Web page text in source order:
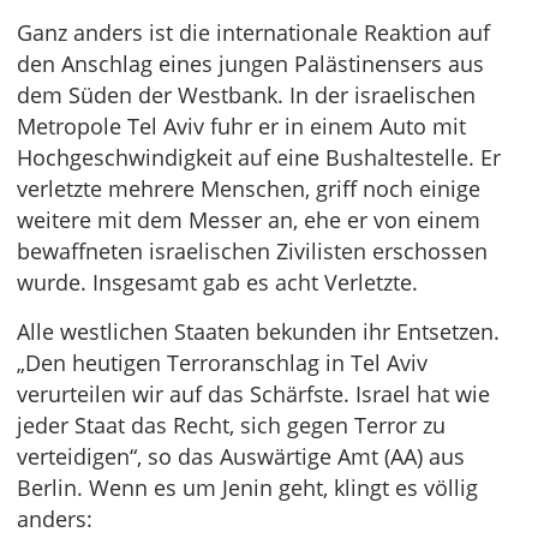
Ganz anders ist die internationale Reaktion auf
den Anschlag eines jungen Palästinensers aus
dem Süden der Westbank. In der israelischen
Metropole Tel Aviv fuhr er in einem Auto mit
Hochgeschwindigkeit auf eine Bushaltestelle. Er
verletzte mehrere Menschen, griff noch einige
weitere mit dem Messer an, ehe er von einem
bewaffneten israelischen Zivilisten erschossen
wurde. Insgesamt gab es acht Verletzte.
Alle westlichen Staaten bekunden ihr Entsetzen.
„Den heutigen Terroranschlag in Tel Aviv
verurteilen wir auf das Schärfste. Israel hat wie
jeder Staat das Recht, sich gegen Terror zu
verteidigen“, so das Auswärtige Amt (AA) aus
Berlin. Wenn es um Jenin geht, klingt es völlig
anders: